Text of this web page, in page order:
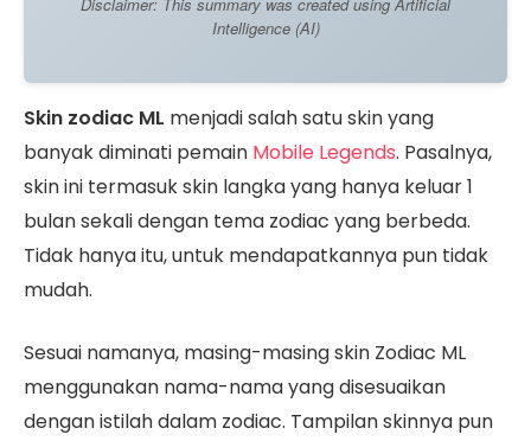
Intelligence (AI)
Skin zodiac ML menjadi salah satu skin yang
banyak diminati pemain Mobile Legends. Pasalnya,
skin ini termasuk skin langka yang hanya keluar 1
bulan sekali dengan tema zodiac yang berbeda.
Tidak hanya itu, untuk mendapatkannya pun tidak
mudah.
Sesuai namanya, masing-masing skin Zodiac ML
menggunakan nama-nama yang disesuaikan
dengan istilah dalam zodiac. Tampilan skinnya pun